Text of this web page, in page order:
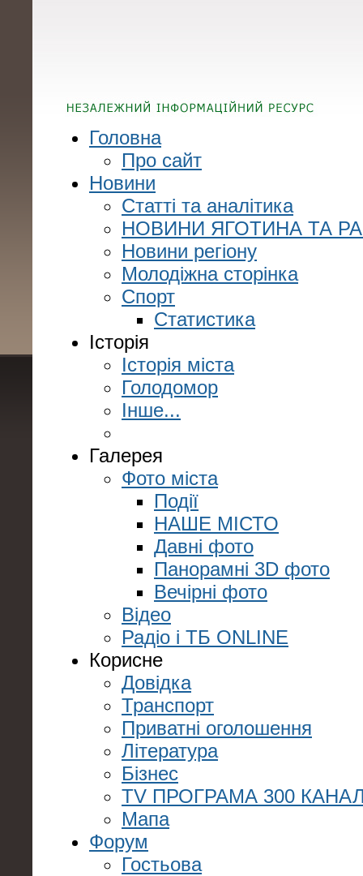
Головна
Про сайт
Новини
Статті та аналітика
НОВИНИ ЯГОТИНА ТА
Новини регіону
Молодіжна сторінка
Спорт
Статистика
Історія
Історія міста
Голодомор
Інше...
Галерея
Фото міста
Події
НАШЕ МІСТО
Давні фото
Панорамні 3D фото
Вечірні фото
Відео
Радіо і ТБ ONLINE
Корисне
Довідка
Транспорт
Приватні оголошення
Література
Бізнес
TV ПРОГРАМА 300
Мапа
Форум
Гостьова